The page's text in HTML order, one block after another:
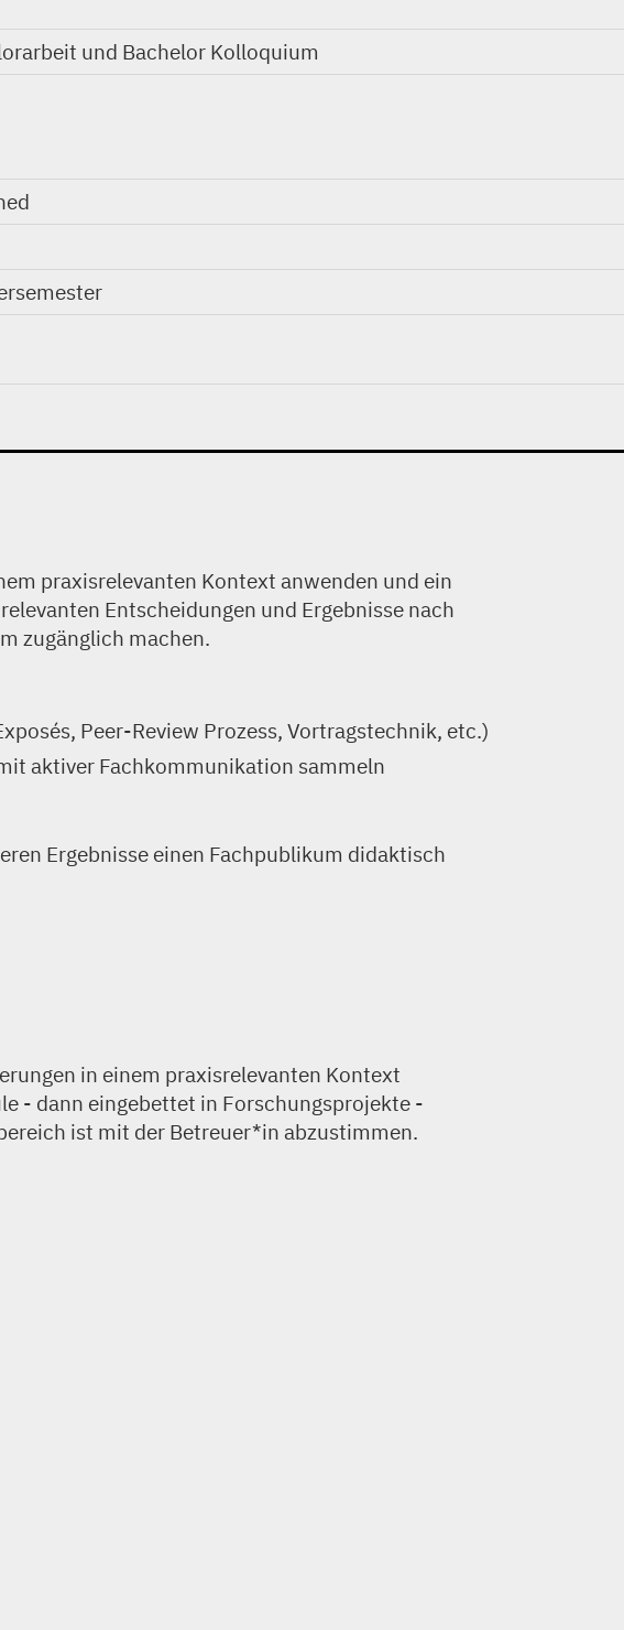
und Bachelor Kolloquium
praxisrelevanten Kontext anwenden und ein
Entscheidungen und Ergebnisse nach
zugänglich machen.
Peer-Review Prozess, Vortragstechnik, etc.)
aktiver Fachkommunikation sammeln
Ergebnisse einen Fachpublikum didaktisch
in einem praxisrelevanten Kontext
- dann eingebettet in Forschungsprojekte -
ist mit der Betreuer*in abzustimmen.